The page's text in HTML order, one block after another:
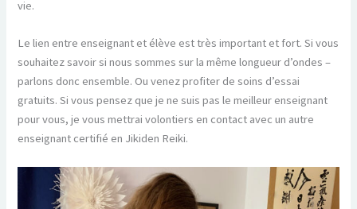
vie.
Le lien entre enseignant et élève est très important et fort. Si vous
souhaitez savoir si nous sommes sur la même longueur d’ondes –
parlons donc ensemble. Ou venez profiter de soins d’essai
gratuits. Si vous pensez que je ne suis pas le meilleur enseignant
pour vous, je vous mettrai volontiers en contact avec un autre
enseignant certifié en Jikiden Reiki.